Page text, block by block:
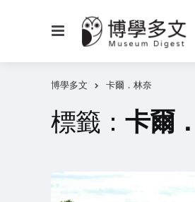
博學多文 卡爾．林奈
標籤： 卡爾